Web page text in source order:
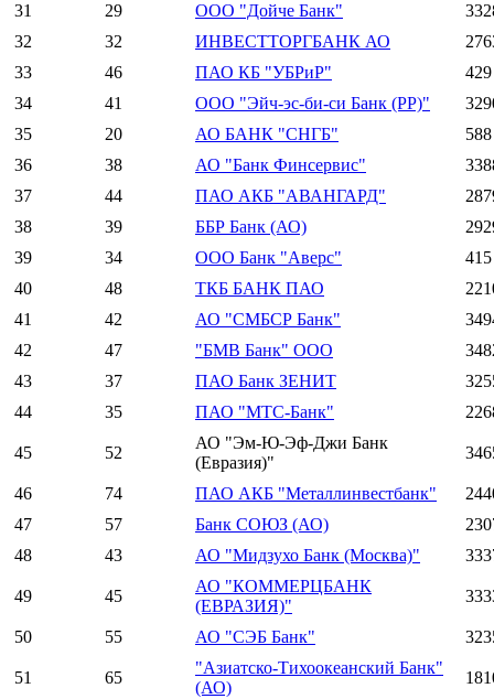
31
29 ООО "Дойче Банк"
32
32 ИНВЕСТТОРГБАНК АО
33
46 ПАО КБ "УБРиР"
429
34
41 ООО "Эйч-эс-би-си Банк (РР)"
35
20 АО БАНК "СНГБ"
588
36
38 АО "Банк Финсервис"
37
44 ПАО АКБ "АВАНГАРД"
38
39 ББР Банк (АО)
39
34 ООО Банк "Аверс"
415
40
48 ТКБ БАНК ПАО
41
42 АО "СМБСР Банк"
42
47 "БМВ Банк" ООО
43
37 ПАО Банк ЗЕНИТ
44
35 ПАО "МТС-Банк"
45 52
АО "Эм-Ю-Эф-Джи Банк
(Евразия)"
46 74 ПАО АКБ "Металлинвестбанк"
47
57 Банк СОЮЗ (АО)
48
43 АО "Мидзухо Банк (Москва)"
49 45
АО "КОММЕРЦБАНК
(ЕВРАЗИЯ)"
50 55 АО "СЭБ Банк"
51 65
"Азиатско-Тихоокеанский Банк"
(АО)